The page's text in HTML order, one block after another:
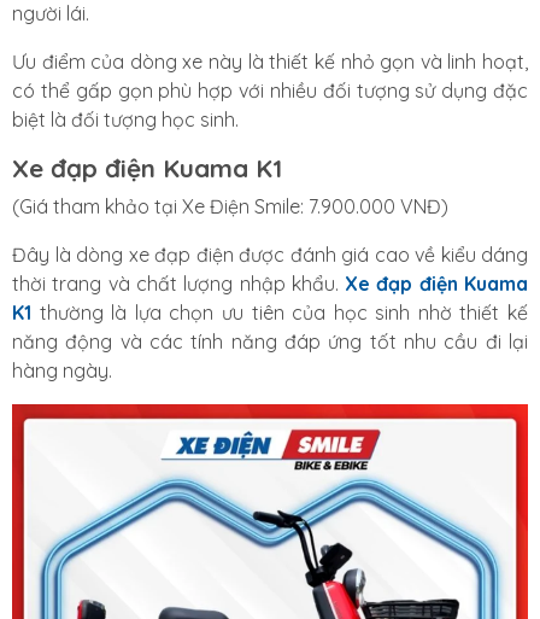
người lái.
Ưu điểm của dòng xe này là thiết kế nhỏ gọn và linh hoạt,
có thể gấp gọn phù hợp với nhiều đối tượng sử dụng đặc
biệt là đối tượng học sinh.
Xe đạp điện Kuama K1
(Giá tham khảo tại Xe Điện Smile: 7.900.000 VNĐ)
Đây là dòng xe đạp điện được đánh giá cao về kiểu dáng
thời trang và chất lượng nhập khẩu. Xe đạp điện Kuama
K1 thường là lựa chọn ưu tiên của học sinh nhờ thiết kế
năng động và các tính năng đáp ứng tốt nhu cầu đi lại
hàng ngày.